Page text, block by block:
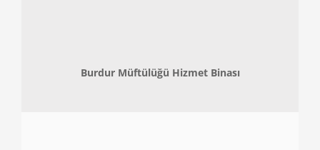
Burdur Müftülüğü Hizmet Binası